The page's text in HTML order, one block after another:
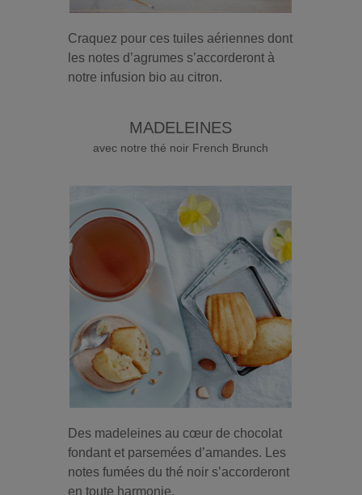
Craquez pour ces tuiles aériennes dont
les notes d’agrumes s’accorderont à
notre infusion bio au citron.
MADELEINES
avec notre thé noir French Brunch
Des madeleines au cœur de chocolat
fondant et parsemées d’amandes. Les
notes fumées du thé noir s’accorderont
en toute harmonie.